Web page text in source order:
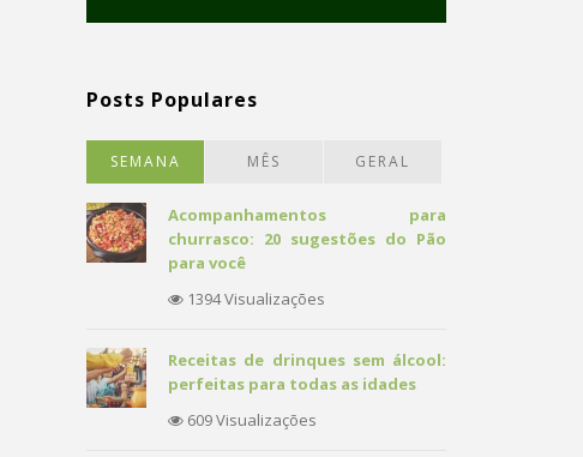
Posts Populares
SEMANA MÊS GERAL
Acompanhamentos para
churrasco: 20 sugestões do Pão
para você
1394 Visualizações
Receitas de drinques sem álcool:
perfeitas para todas as idades
609 Visualizações